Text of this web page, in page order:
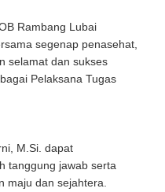
Rambang Lubai
segenap penasehat,
selamat dan sukses
Pelaksana Tugas
M.Si. dapat
tanggung jawab serta
maju dan sejahtera.